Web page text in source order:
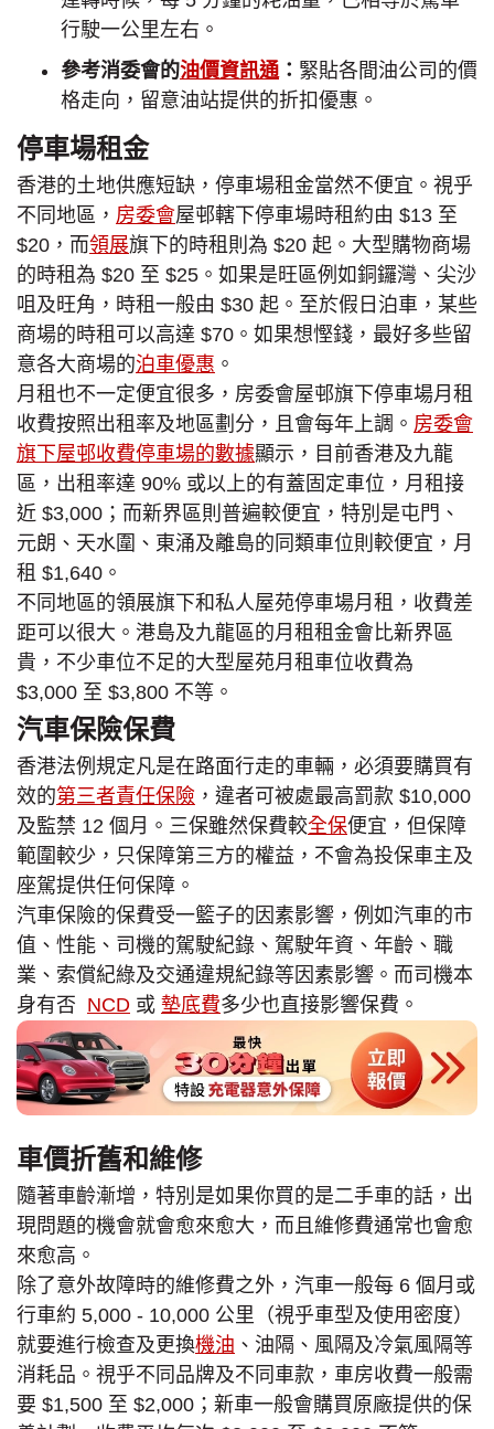
行駛一公里左右。
參考消委會的油價資訊通： 緊貼各間油公司的價
格走向，留意油站提供的折扣優惠。
停車場租金
香港的土地供應短缺，停車場租金當然不便宜。視乎
不同地區， 房委會屋邨轄下停車場時租約由 $13 至
$20，而領展旗下的時租則為 $20 起。大型購物商場
的時租為 $20 至 $25。如果是旺區例如銅鑼灣、尖沙
咀及旺角，時租一般由 $30 起。至於假日泊車，某些
商場的時租可以高達 $70。如果想慳錢，最好多些留
意各大商場的泊車優惠 。
月租也不一定便宜很多，房委會屋邨旗下停車場月租
收費按照出租率及地區劃分，且會每年上調。 房委會
旗下屋邨收費停車場的數據顯示，目前香港及九龍
區，出租率達 90% 或以上的有蓋固定車位，月租接
近 $3,000；而新界區則普遍較便宜，特別是屯門、
元朗、天水圍、東涌及離島的同類車位則較便宜，月
租 $1,640。
不同地區的領展旗下和私人屋苑停車場月租，收費差
距可以很大。港島及九龍區的月租租金會比新界區
貴，不少車位不足的大型屋苑月租車位收費為
$3,000 至 $3,800 不等。
汽車保險保費
香港法例規定凡是在路面行走的車輛，必須要購買有
效的第三者責任保險 ，違者可被處最高罰款 $10,000
及監禁 12 個月。三保雖然保費較全保便宜，但保障
範圍較少，只保障第三方的權益，不會為投保車主及
座駕提供任何保障。
汽車保險的保費受一籃子的因素影響，例如汽車的市
值、性能、司機的駕駛紀錄、駕駛年資、年齡、職
業、索償紀綠及交通違規紀錄等因素影響。而司機本
身有否 NCD 或 墊底費多少也直接影響保費。
車價折舊和維修
隨著車齡漸增，特別是如果你買的是二手車的話，出
現問題的機會就會愈來愈大，而且維修費通常也會愈
來愈高。
除了意外故障時的維修費之外，汽車一般每 6 個月或
行車約 5,000 - 10,000 公里（視乎車型及使用密度）
就要進行檢查及更換機油 、油隔、風隔及冷氣風隔等
消耗品。視乎不同品牌及不同車款，車房收費一般需
要 $1,500 至 $2,000；新車一般會購買原廠提供的保